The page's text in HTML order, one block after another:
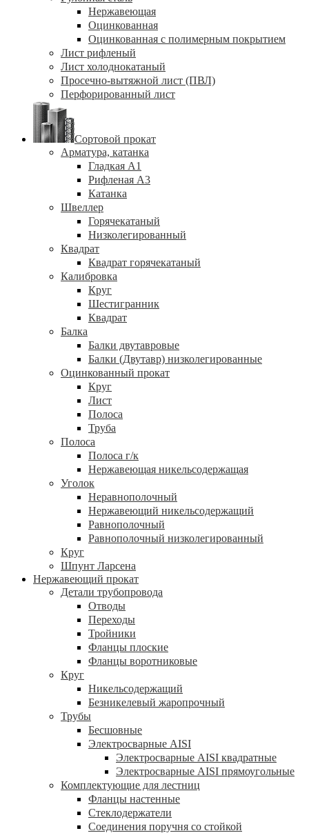
Нержавеющая
Оцинкованная
Оцинкованная с полимерным покрытием
Лист рифленый
Лист холоднокатаный
Просечно-вытяжной лист (ПВЛ)
Перфорированный лист
Сортовой прокат
Арматура, катанка
Гладкая А1
Рифленая А3
Катанка
Швеллер
Горячекатаный
Низколегированный
Квадрат
Квадрат горячекатаный
Калибровка
Круг
Шестигранник
Квадрат
Балка
Балки двутавровые
Балки (Двутавр) низколегированные
Оцинкованный прокат
Круг
Лист
Полоса
Труба
Полоса
Полоса г/к
Нержавеющая никельсодержащая
Уголок
Неравнополочный
Нержавеющий никельсодержащий
Равнополочный
Равнополочный низколегированный
Круг
Шпунт Ларсена
Нержавеющий прокат
Детали трубопровода
Отводы
Переходы
Тройники
Фланцы плоские
Фланцы воротниковые
Круг
Никельсодержащий
Безникелевый жаропрочный
Трубы
Бесшовные
Электросварные AISI
Электросварные AISI квадратные
Электросварные AISI прямоугольные
Комплектующие для лестниц
Фланцы настенные
Стеклодержатели
Соединения поручня со стойкой